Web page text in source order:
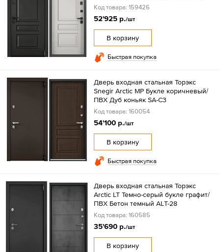
Код товара: 159426
52'925 р./шт
В корзину
Быстрая покупка
Дверь входная стальная Торэкс
Snegir Arctic МР Букле коричневый/
ПВХ Дуб коньяк SA-С3
Код товара: 160054
54'100 р./шт
В корзину
Быстрая покупка
Дверь входная стальная Торэкс
Arctic LT Темно-серый букле графит/
ПВХ Бетон темный АLТ-28
Код товара: 160585
35'690 р./шт
В корзину